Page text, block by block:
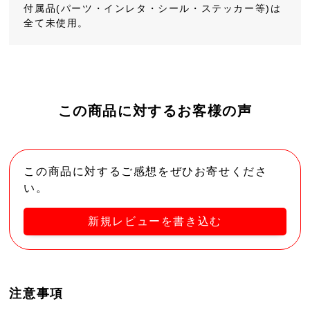
付属品(パーツ・インレタ・シール・ステッカー等)は
全て未使用。
この商品に対するお客様の声
この商品に対するご感想をぜひお寄せくださ
い。
新規レビューを書き込む
注意事項